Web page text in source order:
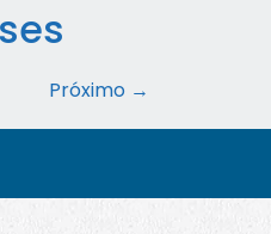
Próximo →